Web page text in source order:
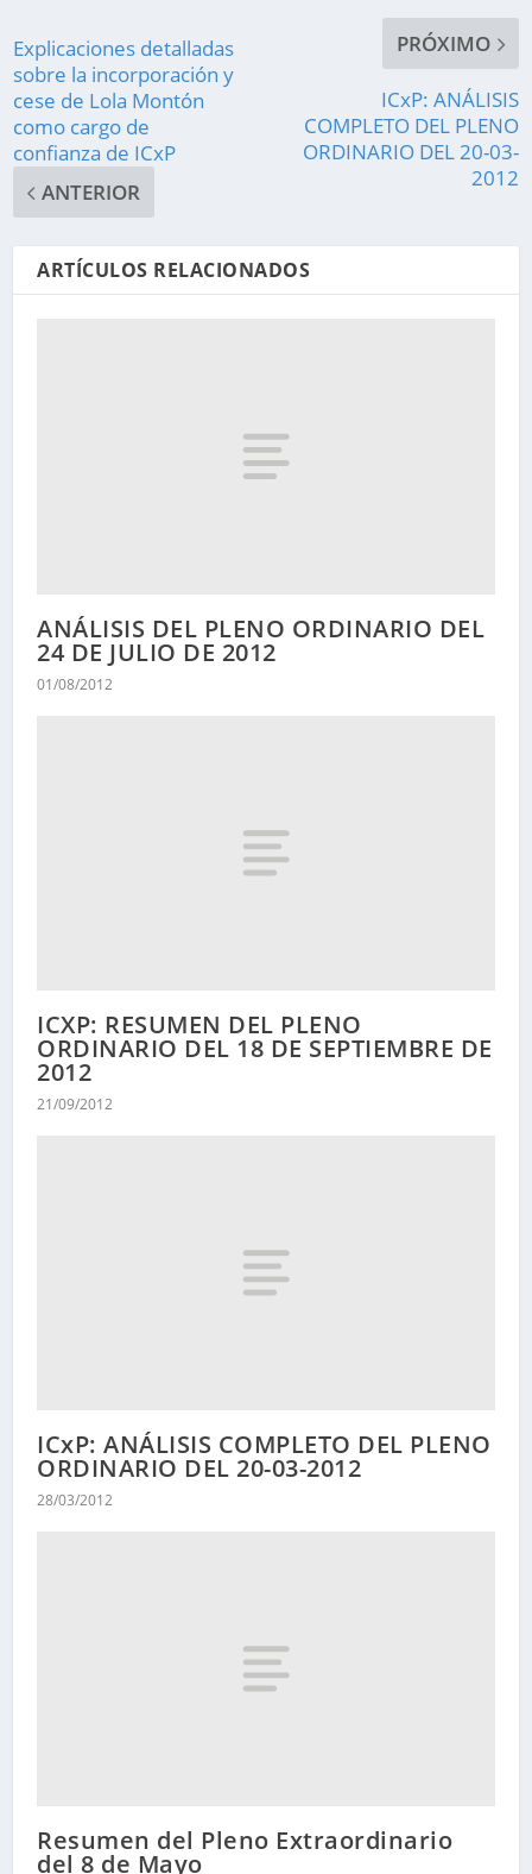
Explicaciones detalladas
sobre la incorporación y
cese de Lola Montón
como cargo de
confianza de ICxP
ANTERIOR
PRÓXIMO
ICxP: ANÁLISIS
COMPLETO DEL PLENO
ORDINARIO DEL 20-03-
2012
ARTÍCULOS RELACIONADOS
ANÁLISIS DEL PLENO ORDINARIO DEL
24 DE JULIO DE 2012
01/08/2012
ICXP: RESUMEN DEL PLENO
ORDINARIO DEL 18 DE SEPTIEMBRE DE
2012
21/09/2012
ICxP: ANÁLISIS COMPLETO DEL PLENO
ORDINARIO DEL 20-03-2012
28/03/2012
Resumen del Pleno Extraordinario
del 8 de Mayo